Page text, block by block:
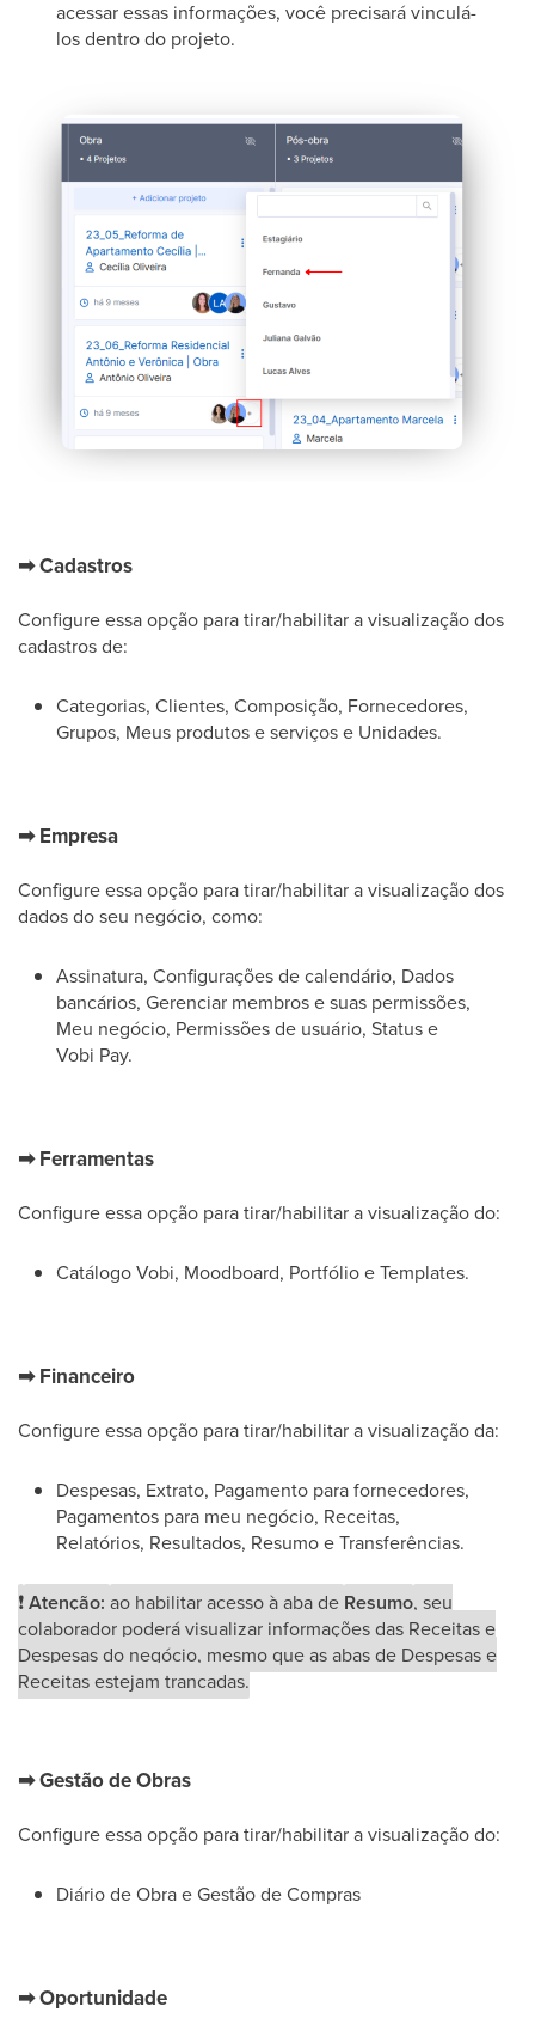
acessar essas informações, você precisará vinculá-
los dentro do projeto.
➡Cadastros
Configure essa opção para tirar/habilitar a visualização dos
cadastros de:
Categorias, Clientes, Composição, Fornecedores,
Grupos, Meus produtos e serviços e Unidades.
➡Empresa
Configure essa opção para tirar/habilitar a visualização dos
dados do seu negócio, como:
Assinatura, Configurações de calendário, Dados
bancários, Gerenciar membros e suas permissões,
Meu negócio, Permissões de usuário, Status e
Vobi Pay.
➡Ferramentas
Configure essa opção para tirar/habilitar a visualização do:
Catálogo Vobi, Moodboard, Portfólio e Templates.
➡Financeiro
Configure essa opção para tirar/habilitar a visualização da:
Despesas, Extrato, Pagamento para fornecedores,
Pagamentos para meu negócio, Receitas,
Relatórios, Resultados, Resumo e Transferências.
❗Atenção: ao habilitar acesso à aba de Resumo, seu
colaborador poderá visualizar informações das Receitas e
Despesas do negócio, mesmo que as abas de Despesas e
Receitas estejam trancadas.
➡Gestão de Obras
Configure essa opção para tirar/habilitar a visualização do:
Diário de Obra e Gestão de Compras
➡Oportunidade